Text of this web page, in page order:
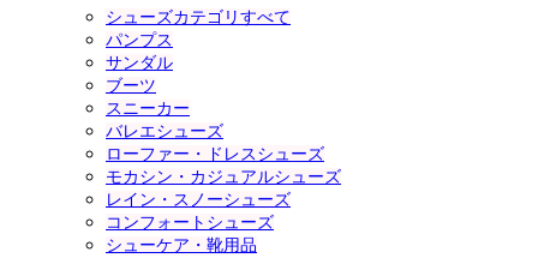
シューズカテゴリすべて
パンプス
サンダル
ブーツ
スニーカー
バレエシューズ
ローファー・ドレスシューズ
モカシン・カジュアルシューズ
レイン・スノーシューズ
コンフォートシューズ
シューケア・靴用品